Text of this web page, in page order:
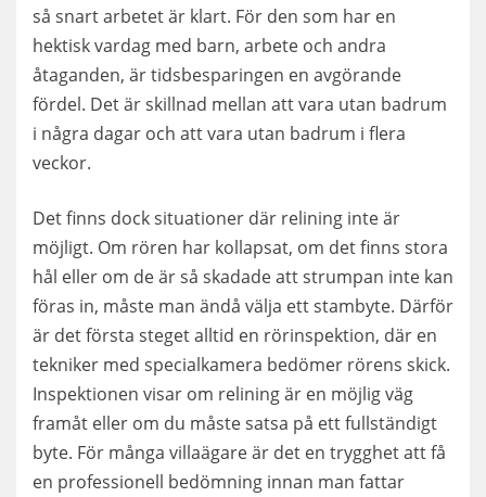
så snart arbetet är klart. För den som har en
hektisk vardag med barn, arbete och andra
åtaganden, är tidsbesparingen en avgörande
fördel. Det är skillnad mellan att vara utan badrum
i några dagar och att vara utan badrum i flera
veckor.
Det finns dock situationer där relining inte är
möjligt. Om rören har kollapsat, om det finns stora
hål eller om de är så skadade att strumpan inte kan
föras in, måste man ändå välja ett stambyte. Därför
är det första steget alltid en rörinspektion, där en
tekniker med specialkamera bedömer rörens skick.
Inspektionen visar om relining är en möjlig väg
framåt eller om du måste satsa på ett fullständigt
byte. För många villaägare är det en trygghet att få
en professionell bedömning innan man fattar